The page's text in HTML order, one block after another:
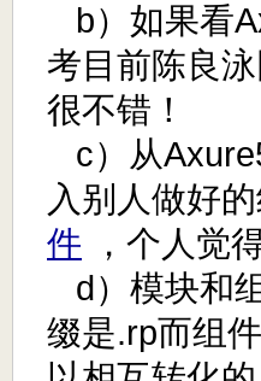
b）如果看
考目前陈良
很不错！
c）从
入别人做好
件 ，个人觉
d）模块和
缀是.rp而组